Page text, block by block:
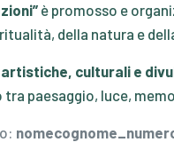
è promosso e
della natura e
culturali e
paesaggio, luce,